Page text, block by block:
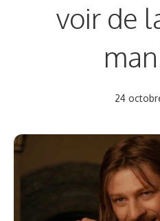
voir de
24